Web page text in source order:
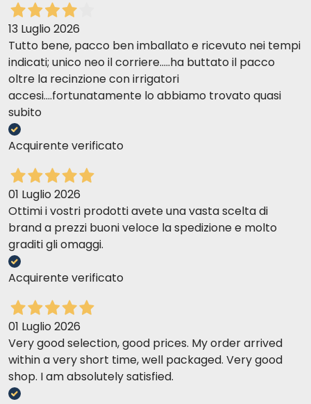
13 Luglio 2026
Tutto bene, pacco ben imballato e ricevuto nei tempi
indicati; unico neo il corriere.....ha buttato il pacco
oltre la recinzione con irrigatori
accesi....fortunatamente lo abbiamo trovato quasi
subito
Acquirente verificato
01 Luglio 2026
Ottimi i vostri prodotti avete una vasta scelta di
brand a prezzi buoni veloce la spedizione e molto
graditi gli omaggi.
Acquirente verificato
01 Luglio 2026
Very good selection, good prices. My order arrived
within a very short time, well packaged. Very good
shop. I am absolutely satisfied.